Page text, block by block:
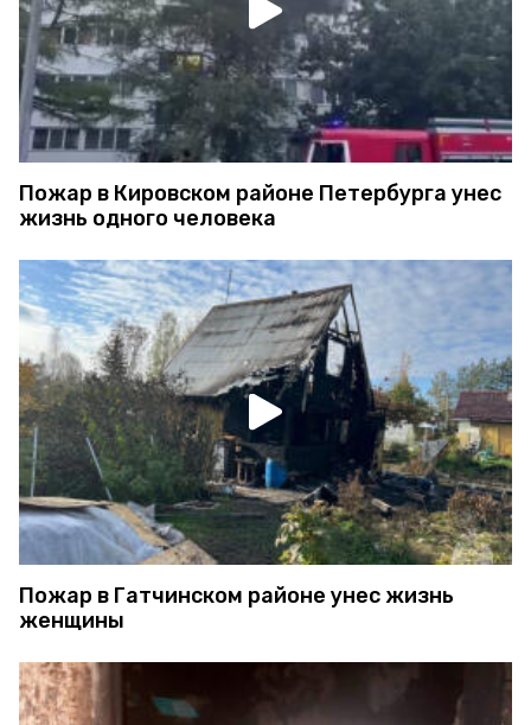
Пожар в Кировском районе Петербурга унес
жизнь одного человека
Пожар в Гатчинском районе унес жизнь
женщины